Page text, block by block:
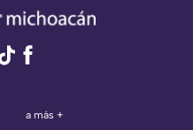
a más +